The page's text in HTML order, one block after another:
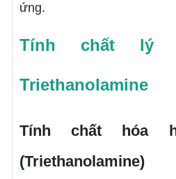
ứng.
Tính chất lý
Triethanolamine
Tính chất hóa
(Triethanolamine)